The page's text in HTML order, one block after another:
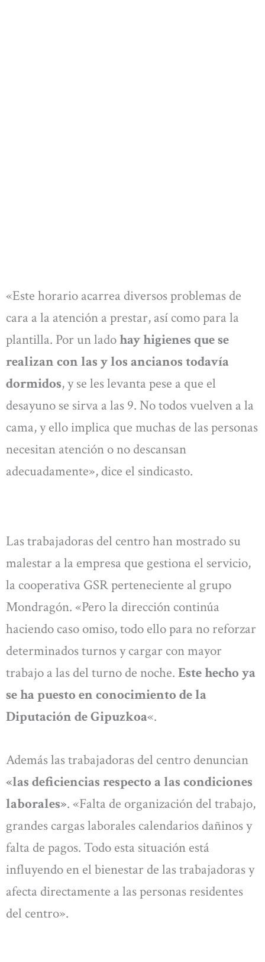
«Este horario acarrea diversos problemas de
cara a la atención a prestar, así como para la
plantilla. Por un ladohay higienes que se
realizan con las y los ancianos todavía
dormidos, y se les levanta pese a que el
desayuno se sirva a las 9. No todos vuelven a la
cama, y ello implica que muchas de las personas
necesitan atención o no descansan
adecuadamente», dice el sindicasto.
Las trabajadoras del centro han mostrado su
malestar a la empresa que gestiona el servicio,
la cooperativa GSR perteneciente al grupo
Mondragón. «Pero la dirección continúa
haciendo caso omiso, todo ello para no reforzar
determinados turnos y cargar con mayor
trabajo a las del turno de noche. Este hecho ya
se ha puesto en conocimiento de la
Diputación de Gipuzkoa«.
Además las trabajadoras del centro denuncian
«las deficiencias respecto a las condiciones
laborales». «Falta de organización del trabajo,
grandes cargas laborales calendarios dañinos y
falta de pagos. Todo esta situación está
influyendo en el bienestar de las trabajadoras y
afecta directamente a las personas residentes
del centro».